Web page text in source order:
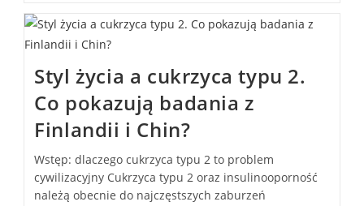
Styl życia a cukrzyca typu 2.
Co pokazują badania z
Finlandii i Chin?
Wstęp: dlaczego cukrzyca typu 2 to problem
cywilizacyjny Cukrzyca typu 2 oraz insulinooporność
należą obecnie do najczęstszych zaburzeń